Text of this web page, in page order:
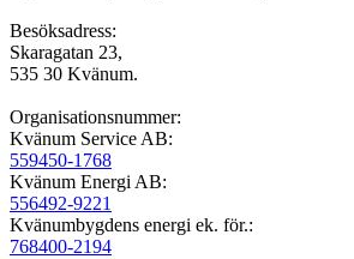
Besöksadress:
Skaragatan 23,
535 30 Kvänum.
Organisationsnummer:
Kvänum Service AB:
559450-1768
Kvänum Energi AB:
556492-9221
Kvänumbygdens energi ek. för.:
768400-2194